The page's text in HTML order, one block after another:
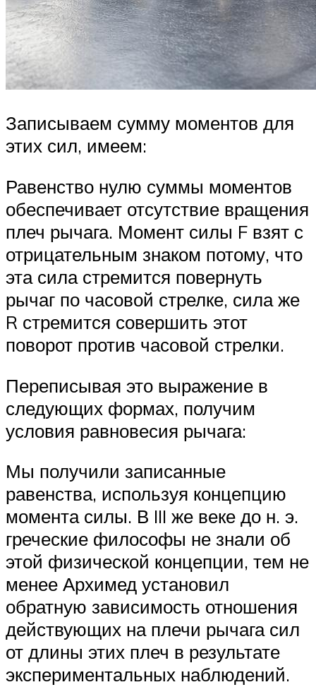
Записываем сумму моментов для
этих сил, имеем:
Равенство нулю суммы моментов
обеспечивает отсутствие вращения
плеч рычага. Момент силы F взят с
отрицательным знаком потому, что
эта сила стремится повернуть
рычаг по часовой стрелке, сила же
R стремится совершить этот
поворот против часовой стрелки.
Переписывая это выражение в
следующих формах, получим
условия равновесия рычага:
Мы получили записанные
равенства, используя концепцию
момента силы. В III же веке до н. э.
греческие философы не знали об
этой физической концепции, тем не
менее Архимед установил
обратную зависимость отношения
действующих на плечи рычага сил
от длины этих плеч в результате
экспериментальных наблюдений.